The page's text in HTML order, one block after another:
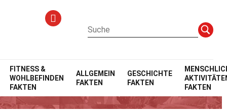
FITNESS &
WOHLBEFINDEN
FAKTEN
ALLGEMEIN
FAKTEN
GESCHICHTE
FAKTEN
FAKTEN